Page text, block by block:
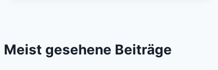
Meist gesehene Beiträge